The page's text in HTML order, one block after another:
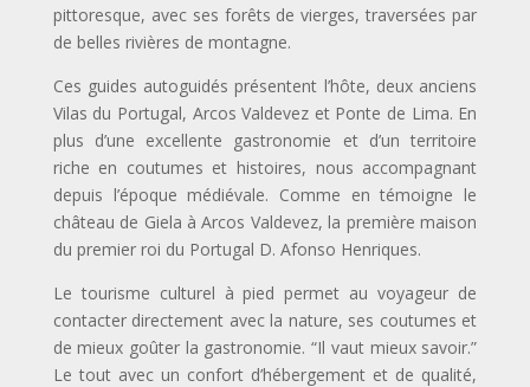
pittoresque, avec ses forêts de vierges, traversées par
de belles rivières de montagne.
Ces guides autoguidés présentent l’hôte, deux anciens
Vilas du Portugal, Arcos Valdevez et Ponte de Lima. En
plus d’une excellente gastronomie et d’un territoire
riche en coutumes et histoires, nous accompagnant
depuis l’époque médiévale. Comme en témoigne le
château de Giela à Arcos Valdevez, la première maison
du premier roi du Portugal D. Afonso Henriques.
Le tourisme culturel à pied permet au voyageur de
contacter directement avec la nature, ses coutumes et
de mieux goûter la gastronomie. “Il vaut mieux savoir.”
Le tout avec un confort d’hébergement et de qualité,